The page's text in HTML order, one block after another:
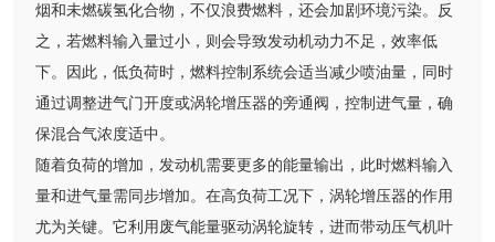
烟和未燃碳氢化合物，不仅浪费燃料，还会加剧环境污染。反
之，若燃料输入量过小，则会导致发动机动力不足，效率低
下。因此，低负荷时，燃料控制系统会适当减少喷油量，同时
通过调整进气门开度或涡轮增压器的旁通阀，控制进气量，确
保混合气浓度适中。
随着负荷的增加，发动机需要更多的能量输出，此时燃料输入
量和进气量需同步增加。在高负荷工况下，涡轮增压器的作用
尤为关键。它利用废气能量驱动涡轮旋转，进而带动压气机叶